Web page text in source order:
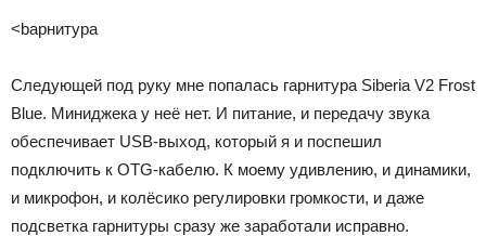
<bарнитура
Следующей под руку мне попалась гарнитура Siberia V2 Frost
Blue. Миниджека у неё нет. И питание, и передачу звука
обеспечивает USB-выход, который я и поспешил
подключить к OTG-кабелю. К моему удивлению, и динамики,
и микрофон, и колёсико регулировки громкости, и даже
подсветка гарнитуры сразу же заработали исправно.